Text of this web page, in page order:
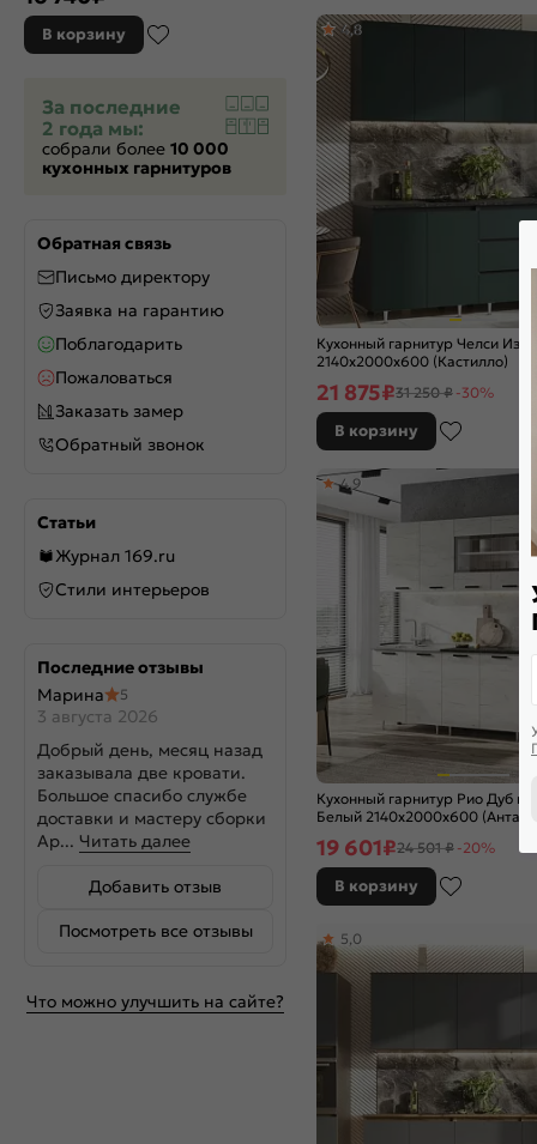
Omnia
Silky Blue
Silky Light Grey
Silky Mint
Silky White
Sky Wood
Special White
Super White
Temple Stone 2S
White Dreamline
White In 2S
White Silk
Wotan Oak 2S
Аквамарин
Антрацит
Атлантик софт
Бежевый металлик
Белая текстурная
Белое дерево
Белый
Белый глянцевый
Белый матовый
Белый металлик
Белый софт
В корзину
За последние
2 года мы:
собрали более 10 000
кухонных гарнитуров
Обратная связь
Письмо директору
Заявка на гарантию
Поблагодарить
Пожаловаться
Заказать замер
Обратный звонок
Статьи
Журнал 169.ru
Стили интерьеров
Последние отзывы
Марина
5
3 августа 2026
Добрый день, месяц назад
заказывала две кровати.
Большое спасибо службе
доставки и мастеру сборки
Ар... Читать далее
Добавить отзыв
Посмотреть все отзывы
Что можно улучшить на сайте?
Кухонный гарнитур Челси
2140x2000x600 (Кастилло)
4,8
21 875₽31 250 ₽ -30%
В корзину
Кухонный гарнитур Рио Дуб
Белый 2140x2000x600
4,9
19 601₽24 501 ₽ -20%
В корзину
5,0